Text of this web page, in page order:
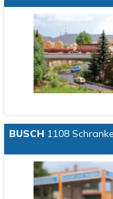
BUSCH 1108